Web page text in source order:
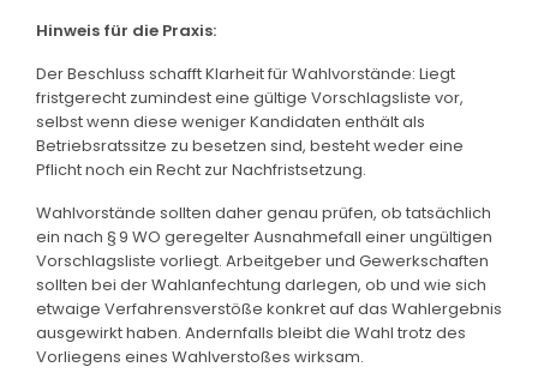
Hinweis für die Praxis:
Der Beschluss schafft Klarheit für Wahlvorstände: Liegt
fristgerecht zumindest eine gültige Vorschlagsliste vor,
selbst wenn diese weniger Kandidaten enthält als
Betriebsratssitze zu besetzen sind, besteht weder eine
Pflicht noch ein Recht zur Nachfristsetzung.
Wahlvorstände sollten daher genau prüfen, ob tatsächlich
ein nach § 9 WO geregelter Ausnahmefall einer ungültigen
Vorschlagsliste vorliegt. Arbeitgeber und Gewerkschaften
sollten bei der Wahlanfechtung darlegen, ob und wie sich
etwaige Verfahrensverstöße konkret auf das Wahlergebnis
ausgewirkt haben. Andernfalls bleibt die Wahl trotz des
Vorliegens eines Wahlverstoßes wirksam.